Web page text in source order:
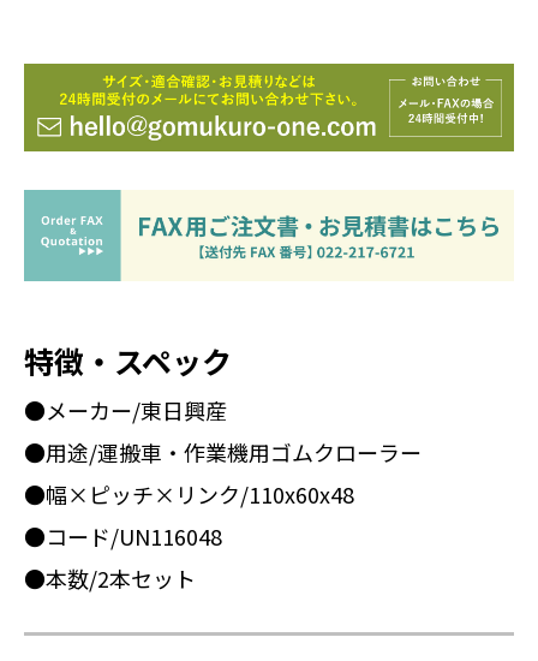
特徴・スペック
●メーカー/東日興産
●用途/運搬車・作業機用ゴムクローラー
●幅×ピッチ×リンク/110x60x48
●コード/UN116048
●本数/2本セット